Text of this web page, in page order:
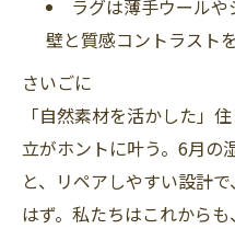
ラグは薄手ウール
壁と質感コントラスト
さいごに
「自然素材を活かした」
立がホントに叶う。6月の
と、リペアしやすい設計
はず。私たちはこれから